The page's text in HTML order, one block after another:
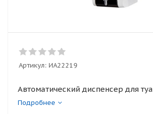
Артикул: ИА22219
Автоматический диспенсер для
Подробнее